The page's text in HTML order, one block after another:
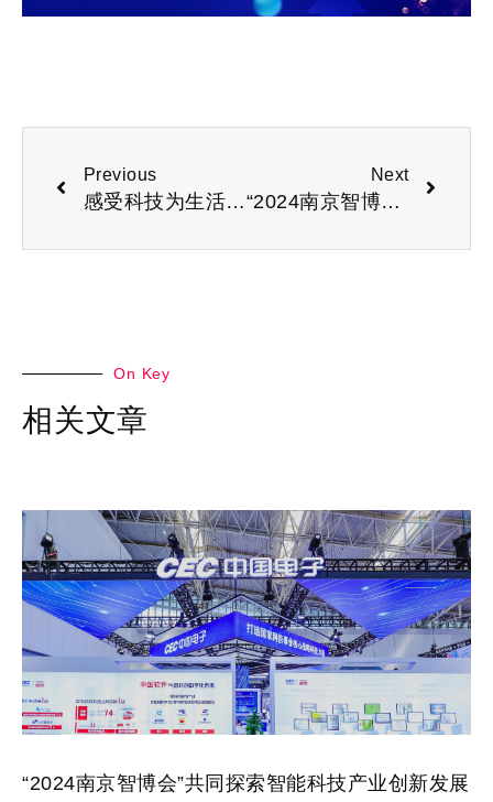
Previous
感受科技为生活带来的便利“2024南京国际消费电子展会”
Next
“2024南京智博会”共同探索智能科技产业创新发展新路径
On Key
相关文章
“2024南京智博会”共同探索智能科技产业创新发展